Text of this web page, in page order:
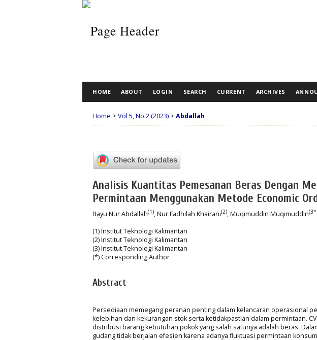
HOME ABOUT LOGIN SEARCH CURRENT ARCHIVES
Home > Vol 5, No 2 (2023) > Abdallah
Analisis Kuantitas Pemesanan Beras Dengan
Permintaan Menggunakan Metode Economic
Bayu Nur Abdallah(1), Nur Fadhilah Khairani(2), Muqimuddin Muqimuddin
(1) Institut Teknologi Kalimantan
(2) Institut Teknologi Kalimantan
(3) Institut Teknologi Kalimantan
(*) Corresponding Author
Abstract
Persediaan memegang peranan penting dalam kelancaran operasional
kelebihan dan kekurangan stok serta ketidakpastian dalam permintaan.
distribusi barang kebutuhan pokok yang salah satunya adalah beras.
gudang tidak berjalan efesien karena adanya fluktuasi permintaan